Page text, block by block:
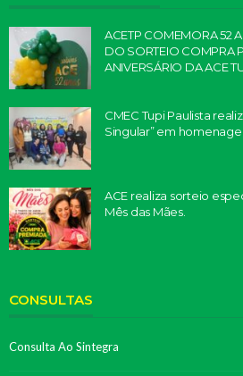
ACETP COMEMORA 52
DO SORTEIO COMPRA
ANIVERSÁRIO DA ACE
CMEC Tupi Paulista
Singular” em
ACE realiza sorteio
Mês das Mães.
CONSULTAS
Consulta Ao Sintegra